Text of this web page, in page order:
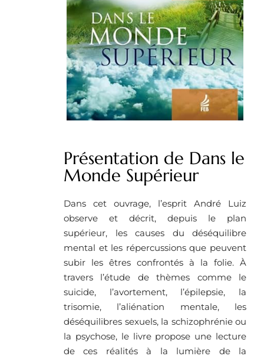
Présentation de Dans le
Monde Supérieur
Dans cet ouvrage, l’esprit André Luiz
observe et décrit, depuis le plan
supérieur, les causes du déséquilibre
mental et les répercussions que peuvent
subir les êtres confrontés à la folie. À
travers l’étude de thèmes comme le
suicide, l’avortement, l’épilepsie, la
trisomie, l’aliénation mentale, les
déséquilibres sexuels, la schizophrénie ou
la psychose, le livre propose une lecture
de ces réalités à la lumière de la